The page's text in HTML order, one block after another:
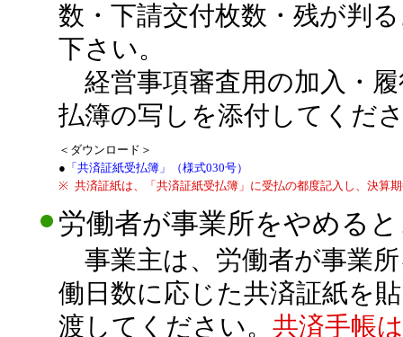
数・下請交付枚数・残が判
下さい。
経営事項審査用の加入・
払簿の写しを添付してくだ
＜ダウンロード＞
● 「共済証紙受払簿」（様式030号）
※ 共済証紙は、「共済証紙受払簿」に受払の都度記入し、決算
労働者が事業所をやめる
事業主は、労働者が事業
働日数に応じた共済証紙を
渡してください。 共済手帳